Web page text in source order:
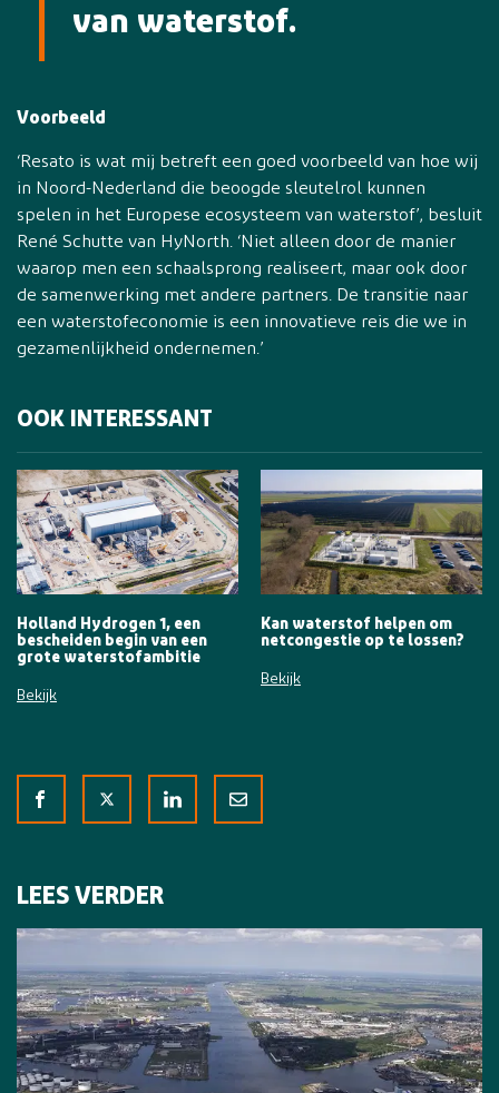
van waterstof.
Voorbeeld
‘Resato is wat mij betreft een goed voorbeeld van hoe wij
in Noord-Nederland die beoogde sleutelrol kunnen
spelen in het Europese ecosysteem van waterstof’, besluit
René Schutte van HyNorth. ‘Niet alleen door de manier
waarop men een schaalsprong realiseert, maar ook door
de samenwerking met andere partners. De transitie naar
een waterstofeconomie is een innovatieve reis die we in
gezamenlijkheid ondernemen.’
OOK INTERESSANT
Holland Hydrogen 1, een
bescheiden begin van een
grote waterstofambitie
Bekijk
Kan waterstof helpen om
netcongestie op te lossen?
Bekijk
LEES VERDER